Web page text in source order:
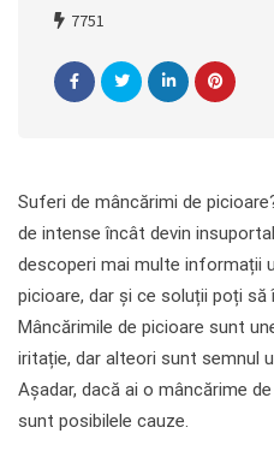
7751
Suferi de mâncărimi de
de intense încât devin
descoperi mai multe informații
picioare, dar și ce soluții poți să
Mâncărimile de picioare sunt
iritație, dar alteori sunt semnul
Așadar, dacă ai o mâncărime
sunt posibilele cauze.